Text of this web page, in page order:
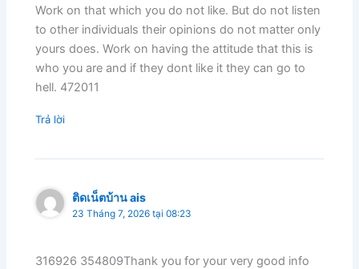
Work on that which you do not like. But do not listen
to other individuals their opinions do not matter only
yours does. Work on having the attitude that this is
who you are and if they dont like it they can go to
hell. 472011
Trả lời
ติดเน็ตบ้าน ais
23 Tháng 7, 2026 tại 08:23
316926 354809Thank you for your very good info